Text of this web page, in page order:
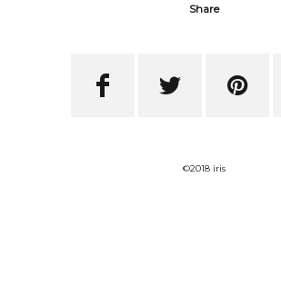
Share
  
©2018 iris